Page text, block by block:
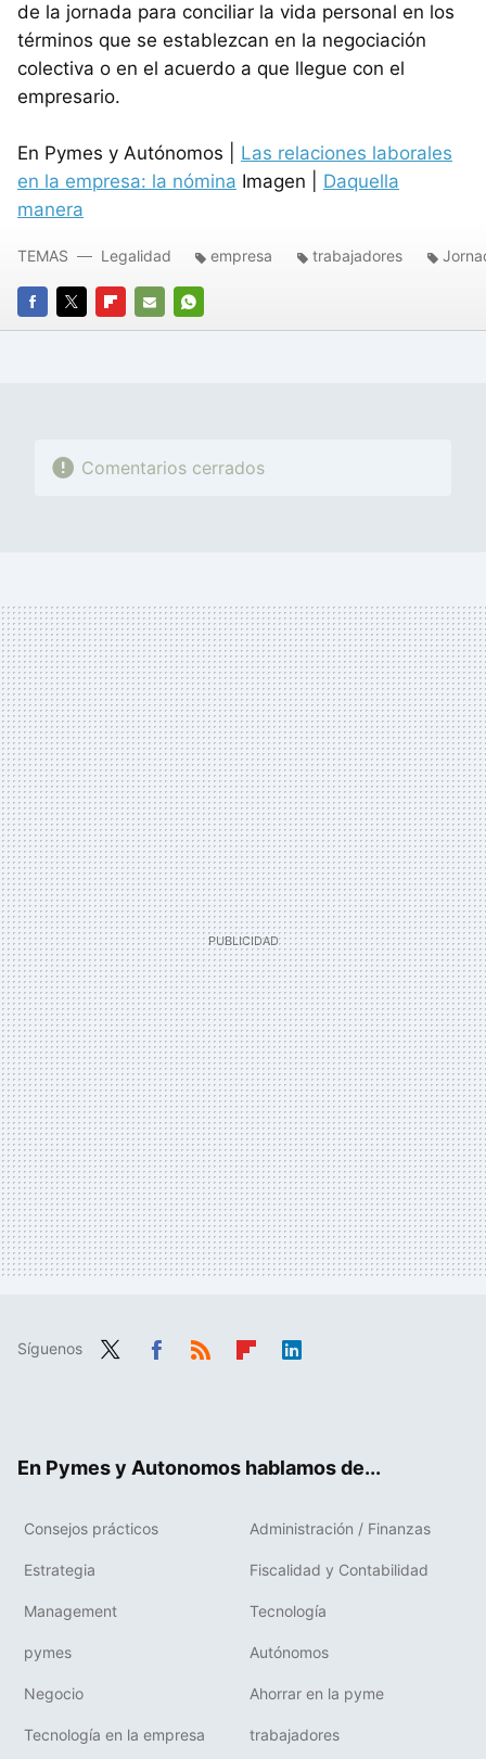
de la jornada para conciliar la vida personal en los
términos que se establezcan en la negociación
colectiva o en el acuerdo a que llegue con el
empresario.
En Pymes y Autónomos | Las relaciones laborales
en la empresa: la nómina Imagen | Daquella
manera
FACEBOOK
TWITTERFLIPBOARD
E-
WHATSAPP
TEMAS Legalidad empresa trabajadores
Comentarios cerrados
Síguenos
En Pymes y Autonomos hablamos de...
Consejos prácticos Administración / Finanzas
Estrategia Fiscalidad y Contabilidad
Management Tecnología
pymes Autónomos
Negocio Ahorrar en la pyme
Tecnología en la empresa trabajadores